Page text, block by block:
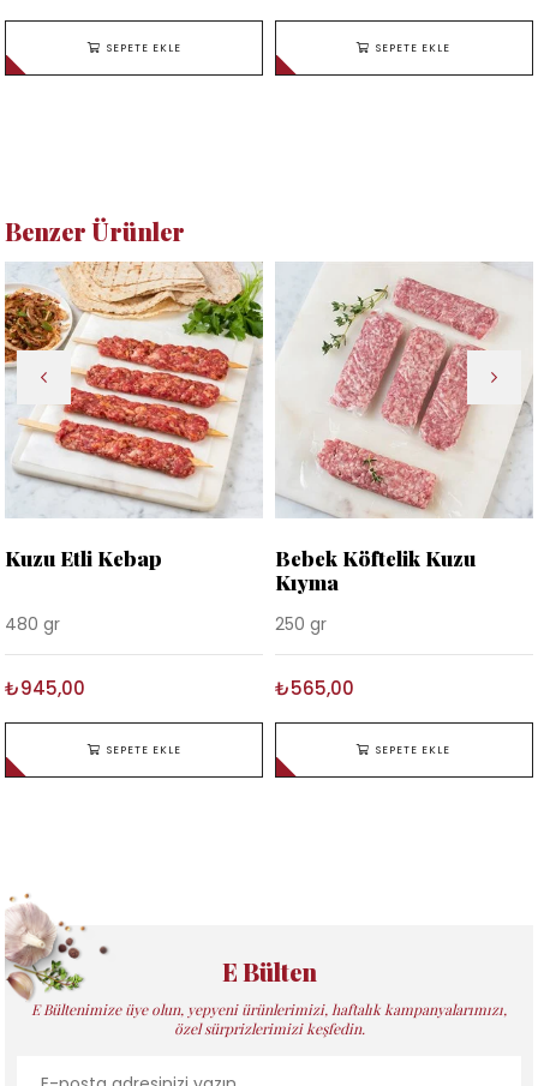
SEPETE EKLE SEPETE EKLE
Benzer Ürünler
Kuzu Etli Kebap
480 gr
₺945,00
SEPETE EKLE
Bebek Köftelik Kuzu
Kıyma
250 gr
₺565,00
SEPETE EKLE
E Bülten
E Bültenimize üye olun, yepyeni ürünlerimizi, haftalık kampanyalarımızı,
özel sürprizlerimizi keşfedin.